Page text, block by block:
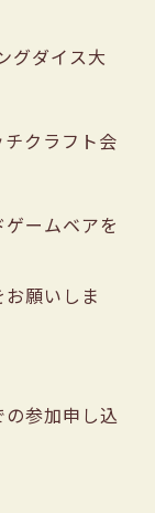
グダイス大
クラフト会
ームベアを
願いしま
参加申し込